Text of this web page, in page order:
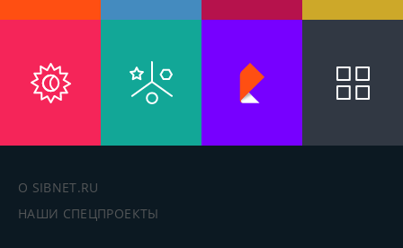
мероприятия такие как благотворительные
не преследуют экономической выгоды, но
поднимают статус заведения в городе.
О SIBNET.RU
НАШИ СПЕЦПРОЕКТЫ